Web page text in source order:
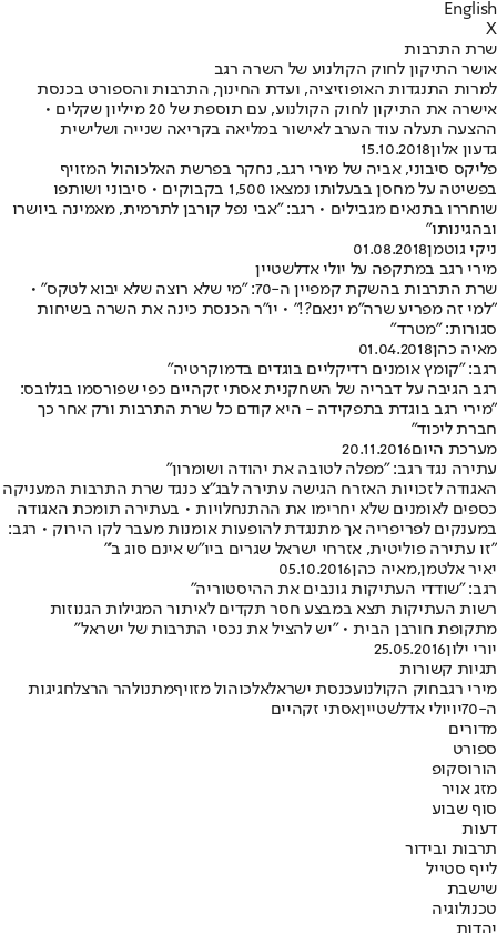
English
X
שרת התרבות
אושר התיקון לחוק הקולנוע של השרה רגב
למרות התנגדות האופוזיציה, ועדת החינוך, התרבות והספורט בכנסת
אישרה את התיקון לחוק הקולנוע, עם תוספת של 20 מיליון שקלים •
ההצעה תעלה עוד הערב לאישור במליאה בקריאה שנייה ושלישית
גדעון אלון15.10.2018
פליקס סיבוני, אביה של מירי רגב, נחקר בפרשת האלכוהול המזויף
בפשיטה על מחסן בבעלותו נמצאו 1,500 בקבוקים • סיבוני ושותפו
שוחררו בתנאים מגבילים • רגב: "אבי נפל קורבן לתרמית, מאמינה ביושרו
ובהגינותו"
ניקי גוטמן01.08.2018
מירי רגב במתקפה על יולי אדלשטיין
שרת התרבות בהשקת קמפיין ה-70: "מי שלא רוצה שלא יבוא לטקס" •
"למי זה מפריע שרה"מ ינאם?!" • יו"ר הכנסת כינה את השרה בשיחות
סגורות: "מטרד"
מאיה כהן01.04.2018
רגב: "קומץ אומנים רדיקליים בוגדים בדמוקרטיה"
רגב הגיבה על דבריה של השחקנית אסתי זקהיים כפי שפורסמו בגלובס:
"מירי רגב בוגדת בתפקידה - היא קודם כל שרת התרבות ורק אחר כך
חברת ליכוד"
מערכת היום20.11.2016
עתירה נגד רגב: "מפלה לטובה את יהודה ושומרון"
האגודה לזכויות האזרח הגישה עתירה לבג"צ כנגד שרת התרבות המעניקה
כספים לאומנים שלא יחרימו את ההתנחלויות • בעתירה תומכת האגודה
במענקים לפריפריה אך מתנגדת להופעות אומנות מעבר לקו הירוק • רגב:
"זו עתירה פוליטית, אזרחי ישראל שגרים ביו"ש אינם סוג ב'"
יאיר אלטמן,מאיה כהן05.10.2016
רגב: "שודדי העתיקות גונבים את ההיסטוריה"
רשות העתיקות תצא במבצע חסר תקדים לאיתור המגילות הגנוזות
מתקופת חורבן הבית • "יש להציל את נכסי התרבות של ישראל"
יורי ילון25.05.2016
תגיות קשורות
מירי רגבחוק הקולנועכנסת ישראלאלכוהול מזויףמתנולהר הרצלחגיגות
ה-70
יויולי אדלשטייןאסתי זקהיים
מדורים
ספורט
הורוסקופ
מזג אויר
סוף שבוע
דעות
תרבות ובידור
לייף סטייל
שישבת
טכנולוגיה